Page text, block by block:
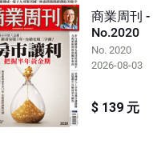
商業周刊 -
No.2020
No. 2020
2026-08-03
$ 139 元